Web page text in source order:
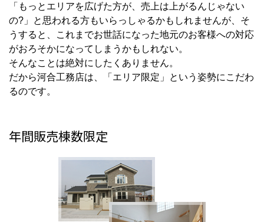
「もっとエリアを広げた方が、売上は上がるんじゃない
の?」と思われる方もいらっしゃるかもしれませんが、そ
うすると、これまでお世話になった地元のお客様への対応
がおろそかになってしまうかもしれない。
そんなことは絶対にしたくありません。
だから河合工務店は、「エリア限定」という姿勢にこだわ
るのです。
年間販売棟数限定